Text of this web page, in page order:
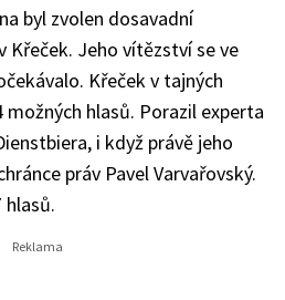
byl zvolen dosavadní
Křeček. Jeho vítězství se ve
Křeček v tajných
možných hlasů. Porazil experta
i když právě jeho
práv Pavel Varvařovský.
hlasů.